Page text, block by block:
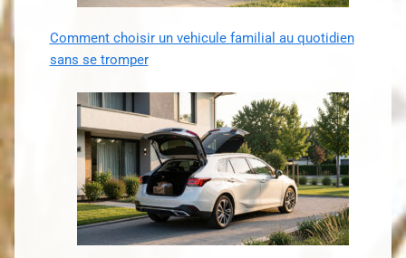
Comment choisir un vehicule familial au quotidien
sans se tromper